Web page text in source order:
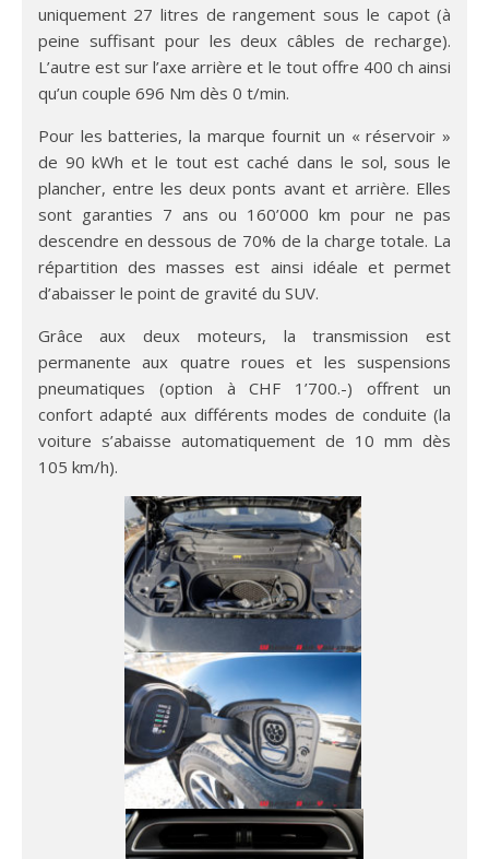
uniquement 27 litres de rangement sous le capot (à
peine suffisant pour les deux câbles de recharge).
L’autre est sur l’axe arrière et le tout offre 400 ch ainsi
qu’un couple 696 Nm dès 0 t/min.
Pour les batteries, la marque fournit un « réservoir »
de 90 kWh et le tout est caché dans le sol, sous le
plancher, entre les deux ponts avant et arrière. Elles
sont garanties 7 ans ou 160’000 km pour ne pas
descendre en dessous de 70% de la charge totale. La
répartition des masses est ainsi idéale et permet
d’abaisser le point de gravité du SUV.
Grâce aux deux moteurs, la transmission est
permanente aux quatre roues et les suspensions
pneumatiques (option à CHF 1’700.-) offrent un
confort adapté aux différents modes de conduite (la
voiture s’abaisse automatiquement de 10 mm dès
105 km/h).